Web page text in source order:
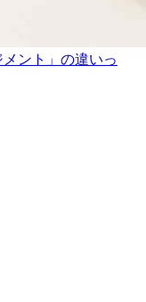
メント」の違いっ